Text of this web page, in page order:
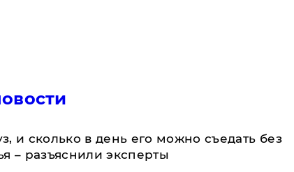
и сколько в день его можно съедать без
– разъяснили эксперты